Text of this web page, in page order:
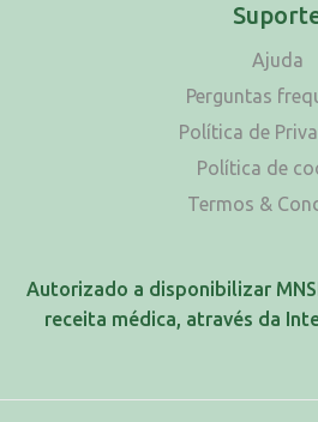
Ajuda
Perguntas
Política de
Política de
Termos &
Autorizado a disponibilizar
receita médica, através da